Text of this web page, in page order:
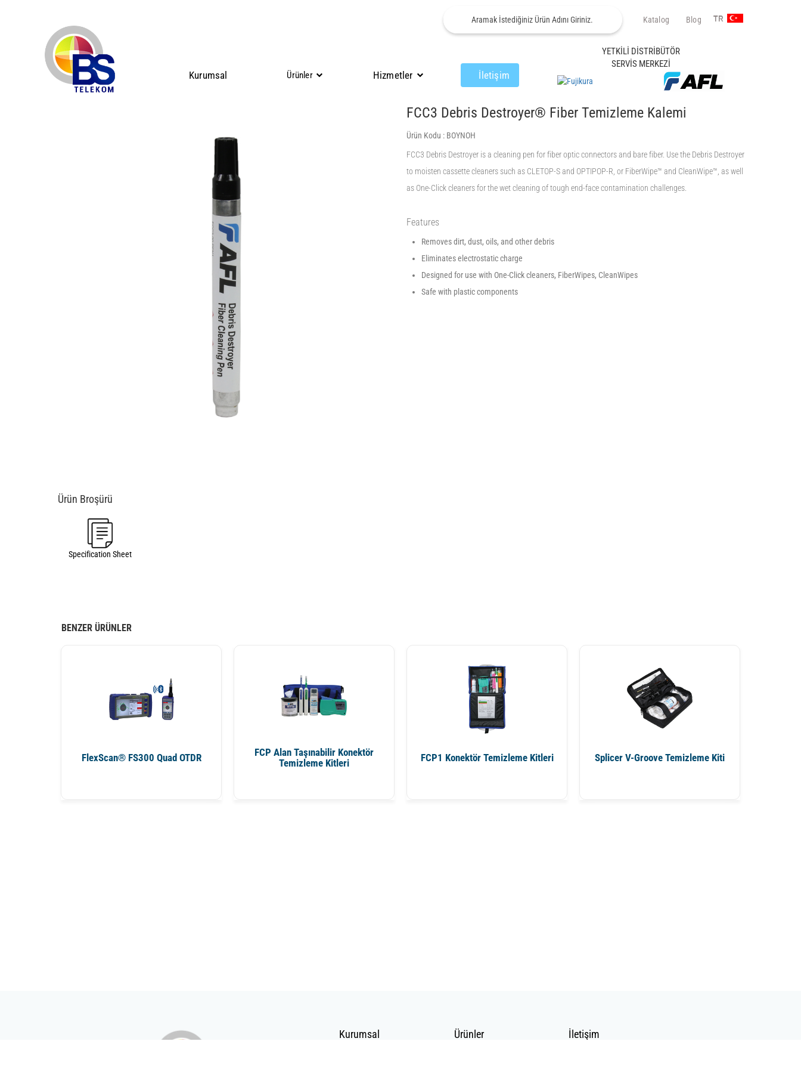
Katalog Blog TR
Kurumsal Ürünler Hizmetler İletişim
YETKİLİ DİSTRİBÜTÖR
SERVİS MERKEZİ
FCC3 Debris Destroyer® Fiber Temizleme Kalemi
Ürün Kodu : BOYNOH
FCC3 Debris Destroyer is a cleaning pen for fiber optic connectors and bare fiber. Use the Debris Destroyer
to moisten cassette cleaners such as CLETOP-S and OPTIPOP-R, or FiberWipe™ and CleanWipe™, as well
as One-Click cleaners for the wet cleaning of tough end-face contamination challenges.
Features
Removes dirt, dust, oils, and other debris
Eliminates electrostatic charge
Designed for use with One-Click cleaners, FiberWipes, CleanWipes
Safe with plastic components
Specification Sheet
BENZER ÜRÜNLER
FlexScan® FS300 Quad OTDR
FCP Alan Taşınabilir Konektör
Temizleme Kitleri
FCP1 Konektör Temizleme Kitleri Splicer V-Groove Temizleme Kiti
Kurumsal Ürünler İletişim